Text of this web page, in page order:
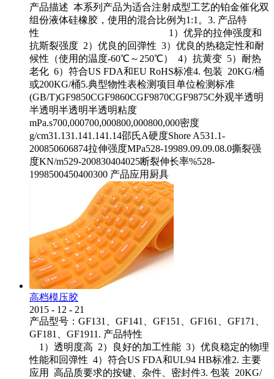
产品描述 本系列产品为适合注射成型工艺的铂金催化双
组份液体硅橡胶，使用的混合比例为1:1。3. 产品特
性 1）优异的拉伸强度和
抗斯裂强度 2）优良的回弹性 3）优良的热稳定性和耐
候性（使用的温度-60℃～250℃） 4）抗黄变 5）耐热
老化 6）符合US FDA和EU RoHS标准4. 包装 20KG/桶
或200KG/桶5.典型物性表检测项目单位检测标准
(GB/T)GF9850CGF9860CGF9870CGF9875C外观半透明
半透明半透明半透明粘度
mPa.s700,000700,000800,000800,000密度
g/cm31.131.141.141.14邵氏A硬度Shore A531.1-
200850606874拉伸强度MPa528-19989.09.09.08.0撕裂强
度KN/m529-200830404025断裂伸长率%528-
1998500450400300 产品应用厨具
高档模压胶
2015 - 12 - 21
产品型号：GF131、GF141、GF151、GF161、GF171、
GF181、GF1911. 产品特性
1）透明度高 2）良好的加工性能 3）优良稳定的物理
性能和回弹性 4）符合US FDA和UL94 HB标准2. 主要
应用 高品质要求的按键、杂件、密封件3. 包装 20KG/